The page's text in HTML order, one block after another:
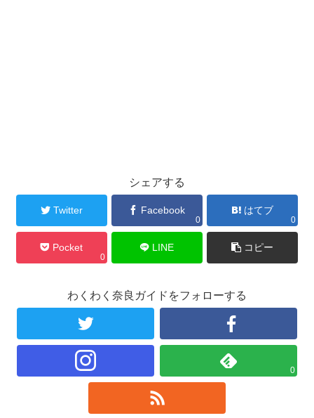
シェアする
Twitter Facebook
0
はてブ
0
Pocket
0
LINE コピー
わくわく奈良ガイドをフォローする
0